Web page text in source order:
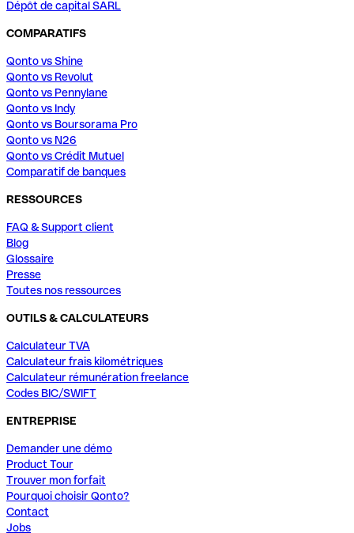
Dépôt de capital SARL
COMPARATIFS
Qonto vs Shine
Qonto vs Revolut
Qonto vs Pennylane
Qonto vs Indy
Qonto vs Boursorama Pro
Qonto vs N26
Qonto vs Crédit Mutuel
Comparatif de banques
RESSOURCES
FAQ & Support client
Blog
Glossaire
Presse
Toutes nos ressources
OUTILS & CALCULATEURS
Calculateur TVA
Calculateur frais kilométriques
Calculateur rémunération freelance
Codes BIC/SWIFT
ENTREPRISE
Demander une démo
Product Tour
Trouver mon forfait
Pourquoi choisir Qonto?
Contact
Jobs